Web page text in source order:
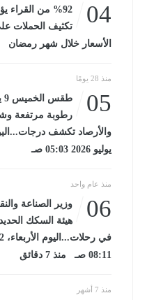
04
%92 من
تكثيف الحملات
الأسعار خلال شهر رمضان
منذ 28 يومًا
05
رطوبة مرتفعة
يوليو 2026 05:03 صـ
منذ عام واحد
06
وزير الصناعة
هيئة السكك
08:11 صـ منذ 7 دقائق
منذ 7 أشهر